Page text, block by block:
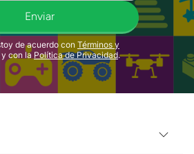
Enviar
de acuerdo conTérminos y
y con la Política de Privacidad.